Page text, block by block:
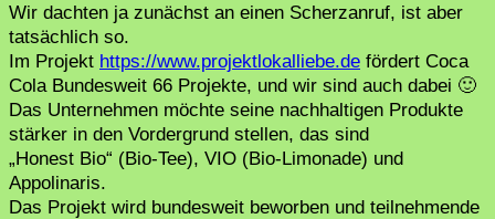
Wir dachten ja zunächst an einen Scherzanruf, ist aber
tatsächlich so.
Im Projekt https://www.projektlokalliebe.de fördert Coca
Cola Bundesweit 66 Projekte, und wir sind auch dabei 🙂
Das Unternehmen möchte seine nachhaltigen Produkte
stärker in den Vordergrund stellen, das sind
„Honest Bio“ (Bio-Tee), VIO (Bio-Limonade) und
Appolinaris.
Das Projekt wird bundesweit beworben und teilnehmende